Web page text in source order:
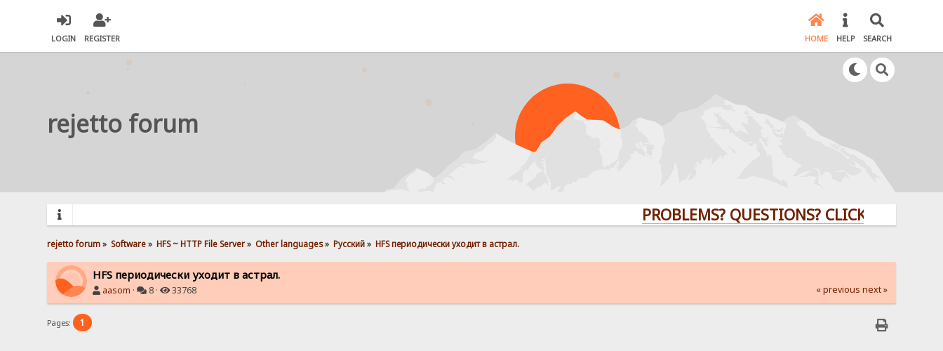
LOGIN REGISTER HOME HELP SEARCH
rejetto forum
PROBLEMS? QUESTIONS? CLICK HERE!
rejetto forum» Software» HFS ~ HTTP File Server» Other languages» Pусский» HFS периодически уходит в астрал.
HFS периодически уходит в астрал.
aasom · 8 · 33768 « previous next »
Pages: 1